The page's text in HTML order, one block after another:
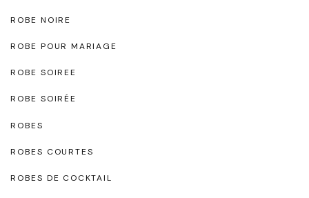
ROBE NOIRE
ROBE POUR MARIAGE
ROBE SOIREE
ROBE SOIRÉE
ROBES
ROBES COURTES
ROBES DE COCKTAIL